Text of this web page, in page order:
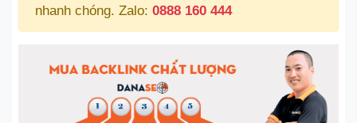
nhanh chóng. Zalo: 0888 160 444